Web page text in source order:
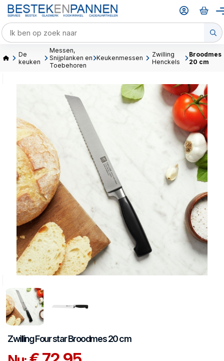
De
keuken
Messen,
Snijplanken en
Toebehoren
Keukenmessen
Zwilling
Henckels
Broodmes
20 cm
ZwillingFour starBroodmes 20 cm